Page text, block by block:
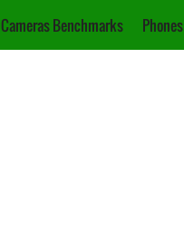
Cameras Benchmarks Phones